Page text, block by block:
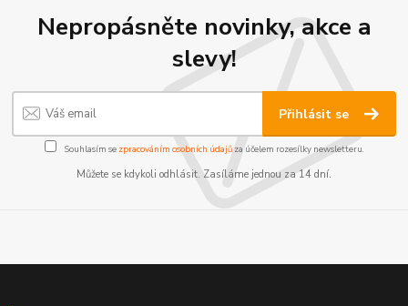
Nepropásněte novinky, akce a
slevy!
Přihlásit se
Souhlasím se zpracováním osobních údajůza účelem rozesílky newsletteru.
Můžete se kdykoli odhlásit. Zasíláme jednou za 14 dní.